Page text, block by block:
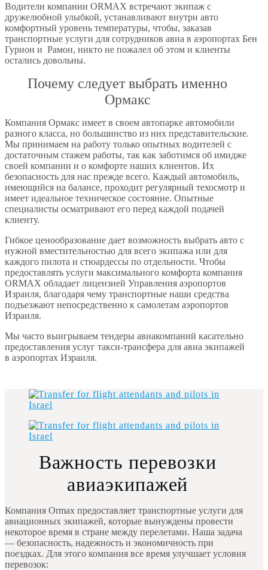
Водители компании ORMAX встречают экипаж с
дружелюбной улыбкой, устанавливают внутри авто
комфортный уровень температуры, чтобы, заказав
транспортные услуги для сотрудников авиа в аэропортах Бен
Гурион и Рамон, никто не пожалел об этом и клиенты
остались довольны.
Почему следует выбрать именно
Ормакс
Компания Ормакс имеет в своем автопарке автомобили
разного класса, но большинство из них представительские.
Мы принимаем на работу только опытных водителей с
достаточным стажем работы, так как заботимся об имидже
своей компании и о комфорте наших клиентов. Их
безопасность для нас прежде всего. Каждый автомобиль,
имеющийся на балансе, проходит регулярный техосмотр и
имеет идеальное техническое состояние. Опытные
специалисты осматривают его перед каждой подачей
клиенту.
Гибкое ценообразование дает возможность выбрать авто с
нужной вместительностью для всего экипажа или для
каждого пилота и стюардессы по отдельности. Чтобы
предоставлять услуги максимального комфорта компания
ORMAX обладает лицензией Управления аэропортов
Израиля, благодаря чему транспортные наши средства
подъезжают непосредственно к самолетам аэропортов
Израиля.
Мы часто выигрываем тендеры авиакомпаний касательно
предоставления услуг такси-трансфера для авиа экипажей
в аэропортах Израиля.
Важность перевозки
авиаэкипажей
Компания Ormax предоставляет транспортные услуги для
авиационных экипажей, которые вынуждены провести
некоторое время в стране между перелетами. Наша задача
— безопасность, надежность и экономичность при
поездках. Для этого компания все время улучшает условия
перевозок: